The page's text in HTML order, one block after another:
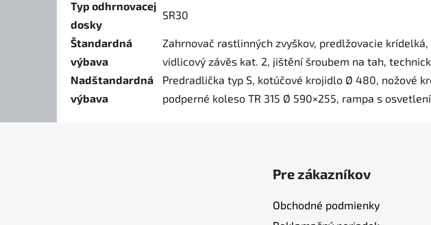
Typ odhrnovacej
dosky
SR30
Štandardná
výbava
Zahrnovač rastlinných zvyškov, predlžovacie
vidlicový závěs kat. 2, jištění šroubem na tah,
Nadštandardná
výbava
Predradlička typ S, kotúčové krojidlo Ø 480, nožové
podperné koleso TR 315 Ø 590×255, rampa s
Pre zákazníkov
Obchodné podmienky